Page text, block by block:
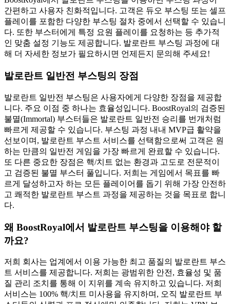
간편하고 사용자 친화적입니다. 고객은 듀오 부스팅 또는 셀프
플레이를 포함한 다양한 부스팅 절차 중에서 선택할 수 있습니
다. 또한 부스터에게 특정 요원 플레이를 요청하는 등 추가적
인 맞춤 설정 기능도 제공합니다. 발로란트 부스팅 과정에 대
해 더 자세한 정보가 필요하시면 언제든지 문의해 주세요!
발로란트 일반전 부스팅의 장점
발로란트 일반전 부스팅은 사용자에게 다양한 장점을 제공합
니다. 주요 이점 중 하나는 효율성입니다. BoostRoyal의 검증된
불멸(Immortal) 부스터들은 발로란트 일반전 승리를 번개처럼
빠르게 제공할 수 있습니다. 부스팅 과정 내내 MVP급 활약을
선보이며, 발로란트 부스트 서비스를 선택함으로써 고객은 원
하는 만큼의 일반전 게임을 가장 빠르게 완료할 수 있습니다.
또 다른 중요한 장점은 핵/치트 없는 환경과 고도로 전문적이
고 검증된 불멸 부스터 풀입니다. 저희는 게임에서 목표를 빠
르게 달성하고자 하는 모든 플레이어를 돕기 위해 가장 안전하
고 쾌적한 발로란트 부스트 과정을 제공하는 것을 목표로 합니
다.
왜 BoostRoyal에서 발로란트 부스팅을 이용해야 할
까요?
저희 회사는 업계에서 이용 가능한 최고 품질의 발로란트 부스
트 서비스를 제공합니다. 저희는 광범위한 안전, 효율성 및 품
질 관리 조치를 통해 이 지위를 계속 유지하고 있습니다. 저희
서비스는 100% 핵/치트 미사용을 유지하며, 오직 발로란트 부